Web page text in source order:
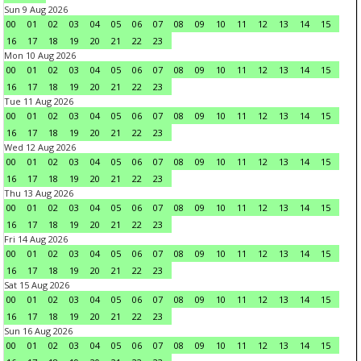
Sun 9 Aug 2026
00
01 02 03 04 05 06 07 08 09 10 11 12 13 14
15
16
17 18 19 20 21 22
23
Mon 10 Aug 2026
00
01 02 03 04 05 06 07 08 09 10 11 12 13 14
15
16
17 18 19 20 21 22
23
Tue 11 Aug 2026
00
01 02 03 04 05 06 07 08 09 10 11 12 13 14
15
16
17 18 19 20 21 22
23
Wed 12 Aug 2026
00
01 02 03 04 05 06 07 08 09 10 11 12 13 14
15
16
17 18 19 20 21 22
23
Thu 13 Aug 2026
00
01 02 03 04 05 06 07 08 09 10 11 12 13 14
15
16
17 18 19 20 21 22
23
Fri 14 Aug 2026
00
01 02 03 04 05 06 07 08 09 10 11 12 13 14
15
16
17 18 19 20 21 22
23
Sat 15 Aug 2026
00
01 02 03 04 05 06 07 08 09 10 11 12 13 14
15
16
17 18 19 20 21 22
23
Sun 16 Aug 2026
00
01 02 03 04 05 06 07 08 09 10 11 12 13 14
15